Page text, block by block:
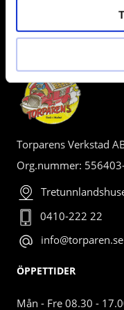
BUTIK
Torparens Verkstad
Org.nummer:
0410-222 22
info@torparen.se
ÖPPETTIDER
Mån - Fre 08.30 -